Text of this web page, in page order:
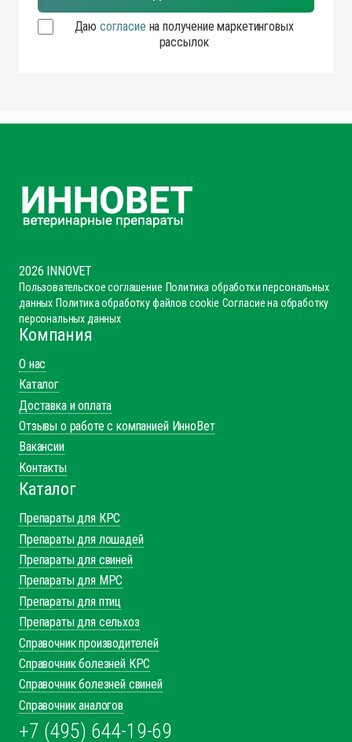
2026 INNOVET
Пользовательское соглашение
данных Политика обработку файлов cookie
персональных данных
Компания
О нас
Каталог
Доставка и оплата
Отзывы о работе с компанией ИнноВет
Вакансии
Контакты
Каталог
Препараты для КРС
Препараты для лошадей
Препараты для свиней
Препараты для МРС
Препараты для птиц
Препараты для сельхоз
Справочник производителей